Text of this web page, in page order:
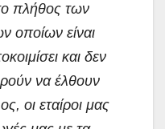
πλήθος των
οποίων είναι
και δεν
να έλθουν
οι εταίροι μας